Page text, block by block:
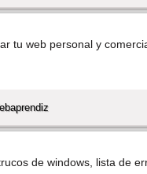
tu web personal y
de windows, lista de